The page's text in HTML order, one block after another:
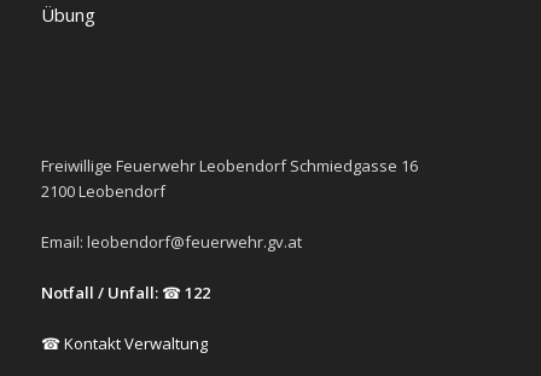
Übung
Freiwillige Feuerwehr Leobendorf Schmiedgasse 16
2100 Leobendorf
Email: leobendorf@feuerwehr.gv.at
Notfall / Unfall:☎122
☎ Kontakt Verwaltung